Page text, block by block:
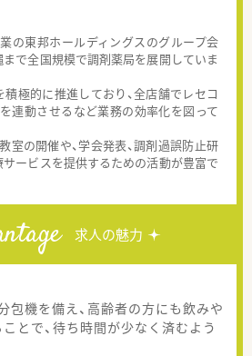
の東邦ホールディングスのグループ会
まで全国規模で調剤薬局を展開していま
極的に推進しており、全店舗でレセコ
連動させるなど業務の効率化を図って
の開催や、学会発表、調剤過誤防止研
サービスを提供するための活動が豊富で
求人の魅力
包機を備え、高齢者の方にも飲みや
とで、待ち時間が少なく済むよう